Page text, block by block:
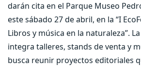
darán cita en el Parque Museo
este sábado 27 de abril, en la “I
Libros y música en la naturaleza”.
integra talleres, stands de venta y
busca reunir proyectos editoriales